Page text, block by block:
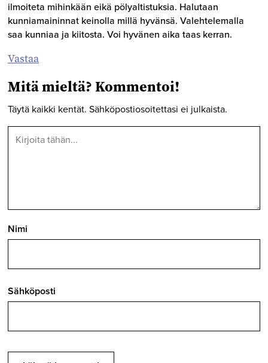
ilmoiteta mihinkään eikä pölyaltistuksia. Halutaan
kunniamaininnat keinolla millä hyvänsä. Valehtelemalla
saa kunniaa ja kiitosta. Voi hyvänen aika taas kerran.
Vastaa
Mitä mieltä? Kommentoi!
Täytä kaikki kentät. Sähköpostiosoitettasi ei julkaista.
Nimi
Sähköposti